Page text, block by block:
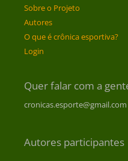
Sobre o Projeto
Autores
O que é crônica esportiva?
Login
Quer falar com a
cronicas.esporte@gmail.com
Autores participantes